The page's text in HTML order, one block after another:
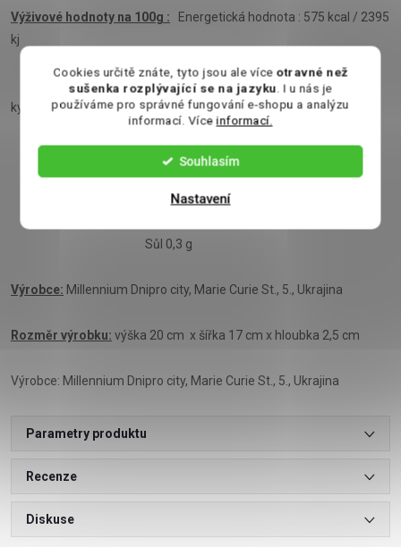
Cookies určitě znáte, tyto jsou ale více otravné než
sušenka rozplývající se na jazyku . I u nás je
používáme pro správné fungování e-shopu a analýzu
informací. Víceinformací.
Souhlasím
Nastavení
Výživové hodnoty na 100g :
Energetická hodnota : 575 kcal / 2395
kj
Tuky 39,4 g z toho nasycené mastné
kyseliny 19,1 g
Sacharidy 46,1 g z toho cukry 39,2 g
Bílkoviny 9,2 g, Vláknina 2,8 g
Sůl 0,3 g
Výrobce: Millennium Dnipro city, Marie Curie St., 5., Ukrajina
Rozměr výrobku: výška 20 cm x šířka 17 cm x hloubka 2,5 cm
Výrobce: Millennium Dnipro city, Marie Curie St., 5., Ukrajina
Parametry produktu
Recenze
Diskuse